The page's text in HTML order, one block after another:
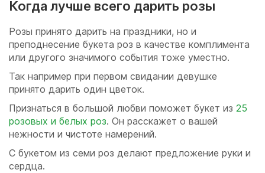
Когда лучше всего дарить розы
Розы принято дарить на праздники, но и
преподнесение букета роз в качестве комплимента
или другого значимого события тоже уместно.
Так например при первом свидании девушке
принято дарить один цветок.
Признаться в большой любви поможет букет из 25
розовых и белых роз. Он расскажет о вашей
нежности и чистоте намерений.
С букетом из семи роз делают предложение руки и
сердца.